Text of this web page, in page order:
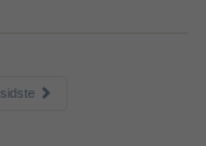
sidste